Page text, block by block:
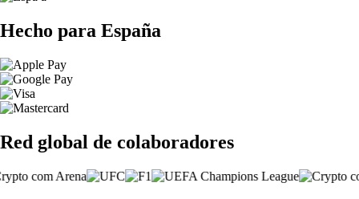
Hecho para España
Red global de colaboradores